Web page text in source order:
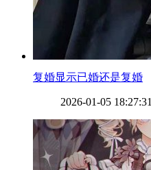
​复婚显示已婚还是复婚
2026-01-05 18:27:31